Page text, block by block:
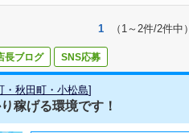
1 （1～2件/2件中）
長ブログ SNS応募
・秋田町・小松島]
稼げる環境です！